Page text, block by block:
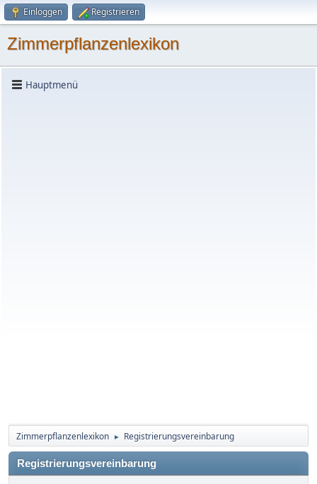
Einloggen Registrieren
Zimmerpflanzenlexikon
Hauptmenü
Zimmerpflanzenlexikon ► Registrierungsvereinbarung
Registrierungsvereinbarung